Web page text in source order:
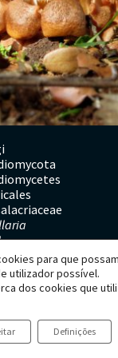
para que
utilizador possível.
dos cookies que
Definições